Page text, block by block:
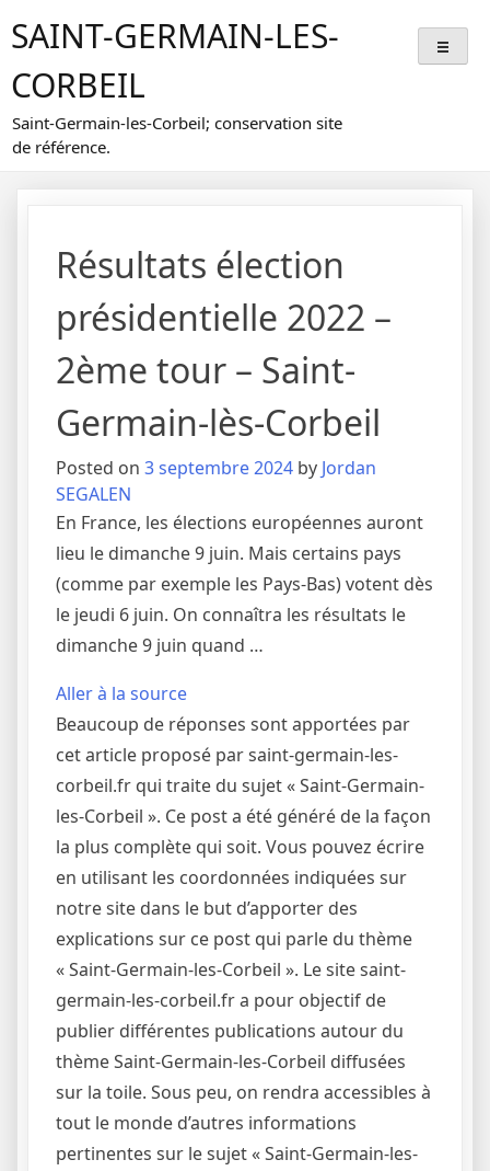
toSAINT-GERMAIN-LES-
CORBEIL
Saint-Germain-les-Corbeil; conservation site
de référence.
Résultats élection
présidentielle 2022 –
2ème tour – Saint-
Germain-lès-Corbeil
Posted on 3 septembre 2024 by Jordan
SEGALEN
En France, les élections européennes auront
lieu le dimanche 9 juin. Mais certains pays
(comme par exemple les Pays-Bas) votent dès
le jeudi 6 juin. On connaîtra les résultats le
dimanche 9 juin quand …
Aller à la source
Beaucoup de réponses sont apportées par
cet article proposé par saint-germain-les-
corbeil.fr qui traite du sujet « Saint-Germain-
les-Corbeil ». Ce post a été généré de la façon
la plus complète qui soit. Vous pouvez écrire
en utilisant les coordonnées indiquées sur
notre site dans le but d’apporter des
explications sur ce post qui parle du thème
« Saint-Germain-les-Corbeil ». Le site saint-
germain-les-corbeil.fr a pour objectif de
publier différentes publications autour du
thème Saint-Germain-les-Corbeil diffusées
sur la toile. Sous peu, on rendra accessibles à
tout le monde d’autres informations
pertinentes sur le sujet « Saint-Germain-les-